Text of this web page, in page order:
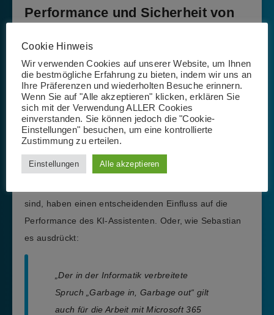
Performance und Sicherheit von
Unternehmen gefragt
Die Ausführungen von Sebastian zur Arbeit des Copilot-
Systems helfen schließlich dabei, zu verstehen, welche
Voraussetzungen für ein sicheres und reibungasloses
Funktionieren des Dienstes geschaffen werden
der Dokumente und Informationen, die von dem
sind, haben einen entscheidenden Einfluss auf die
Performance des KI-Assistenten. Oder, wie Sebastian
es ausdrückt:
„Der in der Informatik verbreitete
Spruch „Garbage in, Garbage out“ gilt
auch für die Arbeit mit Microsoft 365
Cookie Hinweis
Wir verwenden Cookies auf unserer Website, um Ihnen
die bestmögliche Erfahrung zu bieten, indem wir uns an
Ihre Präferenzen und wiederholten Besuche erinnern.
Wenn Sie auf "Alle akzeptieren" klicken, erklären Sie
sich mit der Verwendung ALLER Cookies
einverstanden. Sie können jedoch die "Cookie-
Einstellungen" besuchen, um eine kontrollierte
Zustimmung zu erteilen.
Einstellungen Alle akzeptieren